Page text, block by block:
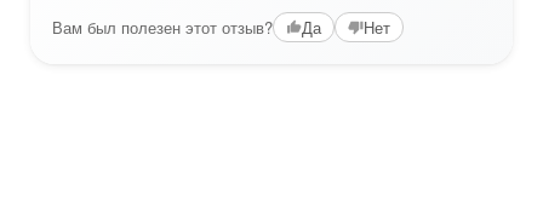
Вам был полезен этот отзыв? Да Нет